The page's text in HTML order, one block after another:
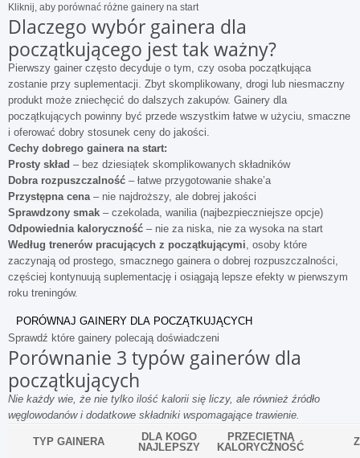
Kliknij, aby porównać różne gainery na start
Dlaczego wybór gainera dla
początkującego jest tak ważny?
Pierwszy gainer często decyduje o tym, czy osoba początkująca
zostanie przy suplementacji. Zbyt skomplikowany, drogi lub niesmaczny
produkt może zniechęcić do dalszych zakupów. Gainery dla
początkujących powinny być przede wszystkim łatwe w użyciu, smaczne
i oferować dobry stosunek ceny do jakości.
Cechy dobrego gainera na start:
Prosty skład – bez dziesiątek skomplikowanych składników
Dobra rozpuszczalność – łatwe przygotowanie shake’a
Przystępna cena – nie najdroższy, ale dobrej jakości
Sprawdzony smak – czekolada, wanilia (najbezpieczniejsze opcje)
Odpowiednia kaloryczność – nie za niska, nie za wysoka na start
Według trenerów pracujących z początkującymi , osoby które
zaczynają od prostego, smacznego gainera o dobrej rozpuszczalności,
częściej kontynuują suplementację i osiągają lepsze efekty w pierwszym
roku treningów.
PORÓWNAJ GAINERY DLA POCZĄTKUJĄCYCH
Sprawdź które gainery polecają doświadczeni
Porównanie 3 typów gainerów dla
początkujących
Nie każdy wie, że nie tylko ilość kalorii się liczy, ale również źródło
węglowodanów i dodatkowe składniki wspomagające trawienie.
TYP GAINERA
DLA KOGO
NAJLEPSZY
PRZECIĘTNA
KALORYCZNOŚĆ